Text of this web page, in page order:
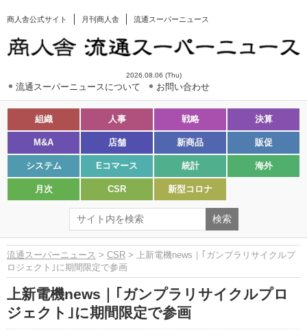
商人舎公式サイト 月刊商人舎 流通スーパーニュース
2026.08.06 (Thu)
流通スーパーニュースについて お問い合わせ
組織 人事 戦略 決算
M&A 店舗 新商品 販促
システム Eコマース 統計 海外
月次 CSR 新型コロナ
流通スーパーニュース > CSR > 上新電機news｜｢ガンプラリサイクルプ
ロジェクト｣に期間限定で参画
上新電機news｜｢ガンプラリサイクルプロ
ジェクト｣に期間限定で参画